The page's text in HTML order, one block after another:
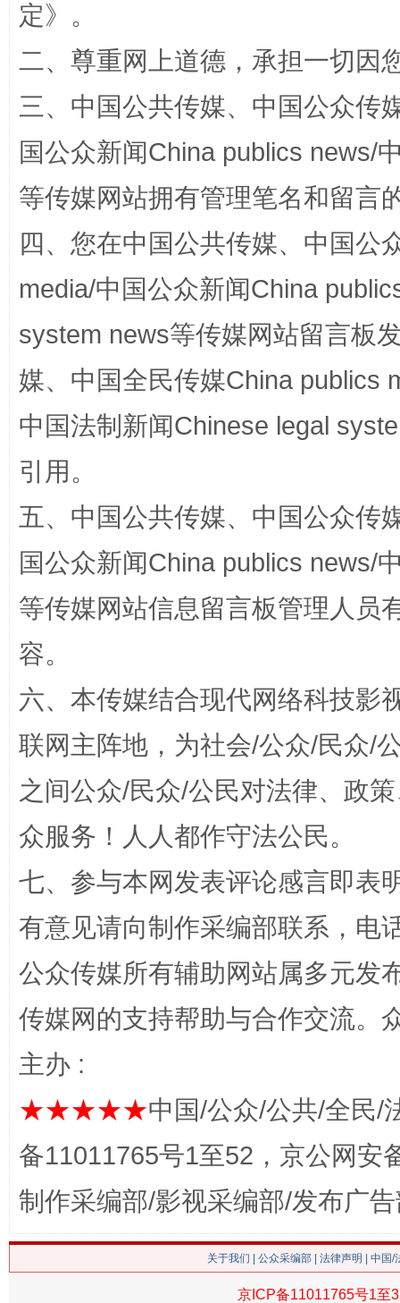
站台名比不上好声名
漫山遍野的桃花与雪山、麦地、白藏房
这是一记警钟！ 谢
定》。
二、尊重网上道德，承担一切因
三、中国公共传媒、中国公众传
国公众新闻China publics news/
等传媒网站拥有管理笔名和留言
四、您在中国公共传媒、中国公
media/中国公众新闻China
system news等传媒网站留言板
媒、中国全民传媒China publics
中国法制新闻Chinese legal
引用。
五、中国公共传媒、中国公众传
国公众新闻China publics news/
等传媒网站信息留言板管理人员
容。
六、本传媒结合现代网络科技影
联网主阵地，为社会/公众/民众/
之间公众/民众/公民对法律、政
众服务！人人都作守法公民。
七、参与本网发表评论感言即表
有意见请向制作采编部联系，电
公众传媒所有辅助网站属多元发
传媒网的支持帮助与合作交流。
主办 :
★★★★★中国/公众/公共/全民/
备11011765号1至52，京公网安
制作采编部/影视采编部/发布广
关于我们 公众采编部 法律声明 | 中国
京ICP备11011765号1至